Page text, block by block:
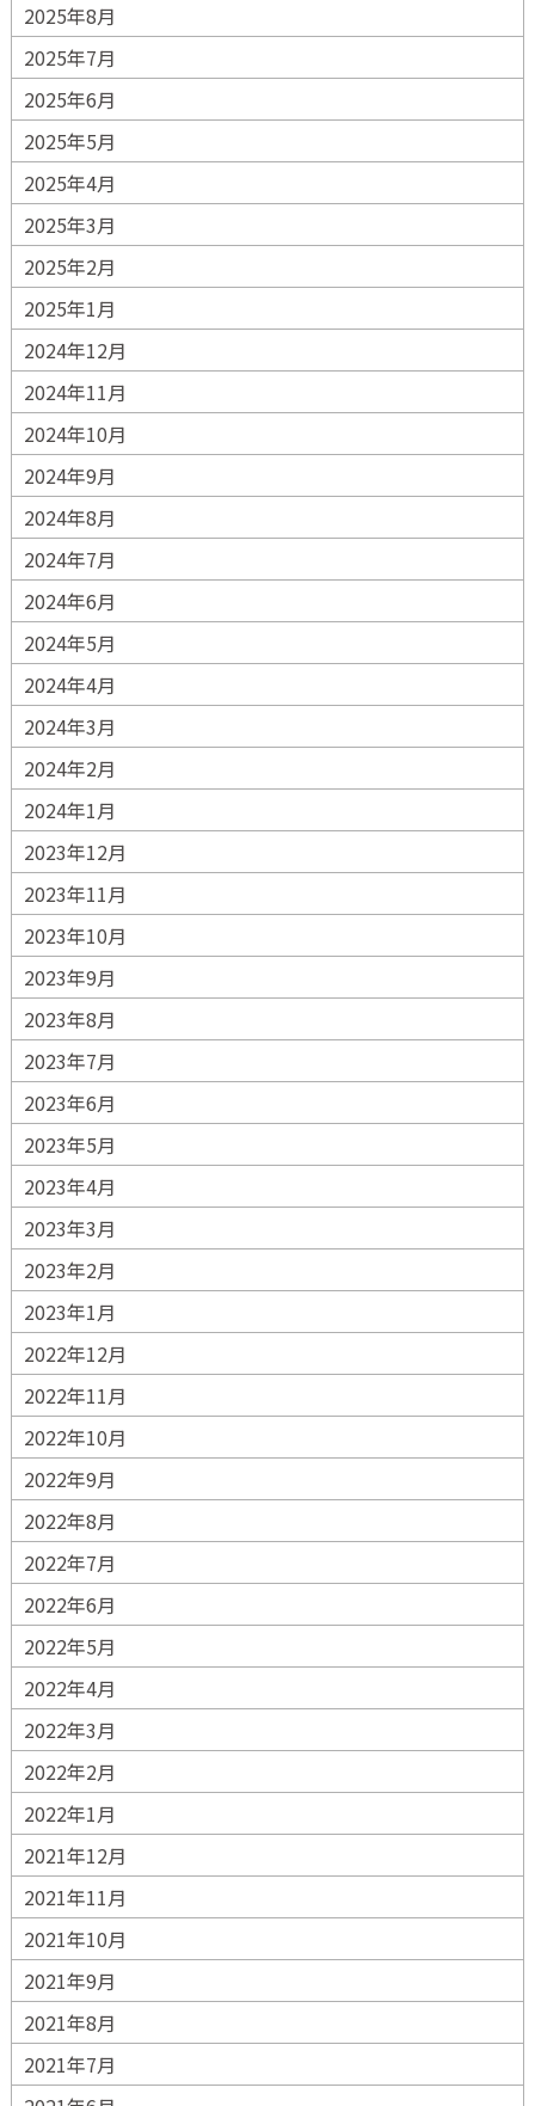
2025年8月
2025年7月
2025年6月
2025年5月
2025年4月
2025年3月
2025年2月
2025年1月
2024年12月
2024年11月
2024年10月
2024年9月
2024年8月
2024年7月
2024年6月
2024年5月
2024年4月
2024年3月
2024年2月
2024年1月
2023年12月
2023年11月
2023年10月
2023年9月
2023年8月
2023年7月
2023年6月
2023年5月
2023年4月
2023年3月
2023年2月
2023年1月
2022年12月
2022年11月
2022年10月
2022年9月
2022年8月
2022年7月
2022年6月
2022年5月
2022年4月
2022年3月
2022年2月
2022年1月
2021年12月
2021年11月
2021年10月
2021年9月
2021年8月
2021年7月